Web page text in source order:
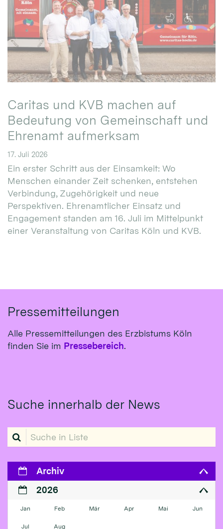
Caritas und KVB machen auf
Bedeutung von Gemeinschaft und
Ehrenamt aufmerksam
17. Juli 2026
Ein erster Schritt aus der Einsamkeit: Wo
Menschen einander Zeit schenken, entstehen
Verbindung, Zugehörigkeit und neue
Perspektiven. Ehrenamtlicher Einsatz und
Engagement standen am 16. Juli im Mittelpunkt
einer Veranstaltung von Caritas Köln und KVB.
Pressemitteilungen
Alle Pressemitteilungen des Erzbistums Köln
finden Sie im Pressebereich.
Suche innerhalb der News
Suche in Liste
Archiv
2026
Jan Feb Mär Apr Mai Jun
Jul Aug